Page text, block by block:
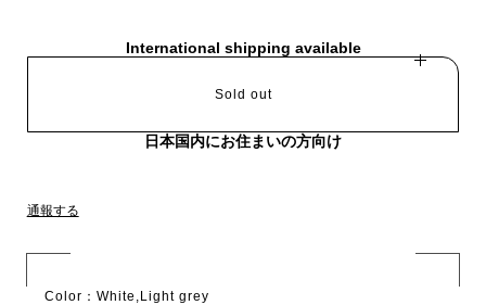
International shipping available
Sold out
日本国内にお住まいの方向け
通報する
Color：White,Light grey